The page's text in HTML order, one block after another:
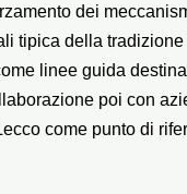
dei
tipica della
linee guida
poi con
come punto di